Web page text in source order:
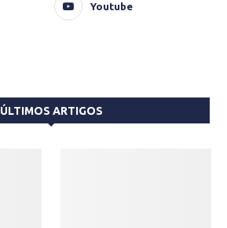
Youtube
ÚLTIMOS ARTIGOS